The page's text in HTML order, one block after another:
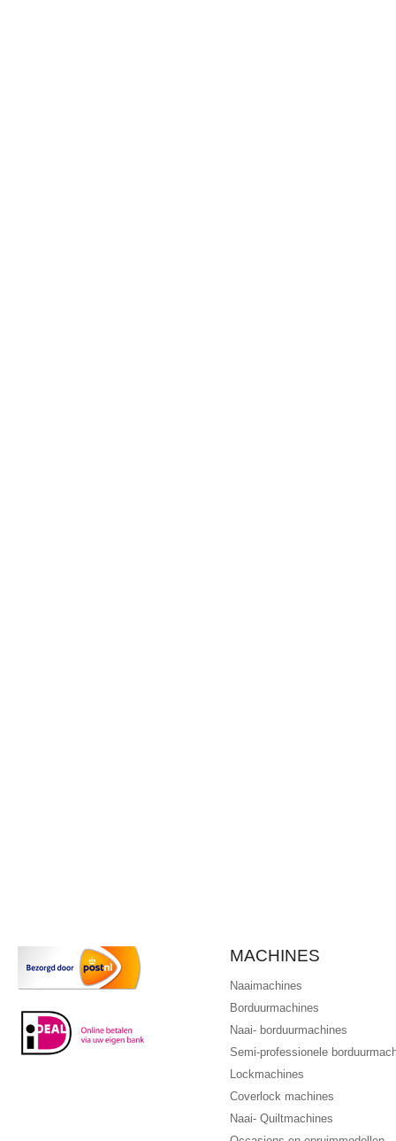
MACHINES
Naaimachines
Borduurmachines
Naai- borduurmachines
Semi-professionele
Lockmachines
Coverlock machines
Naai- Quiltmachines